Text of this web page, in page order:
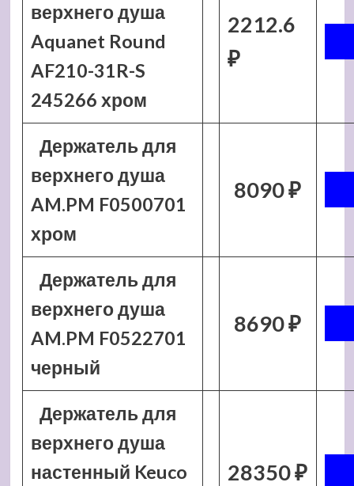
верхнего душа
Aquanet Round
AF210-31R-S
245266 хром
2212.6
₽
Держатель для
верхнего душа
AM.PM F0500701
хром
8090 ₽
Держатель для
верхнего душа
AM.PM F0522701
черный
8690 ₽
Держатель для
верхнего душа
настенный Keuco
28350 ₽